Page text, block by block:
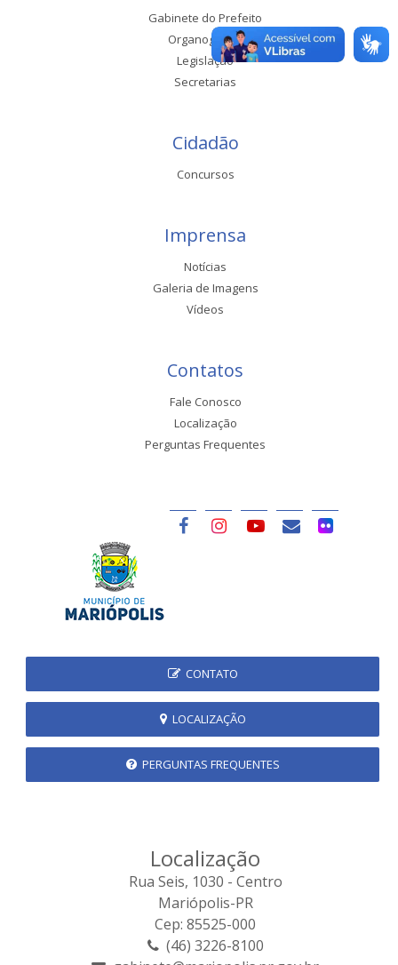
Gabinete do Prefeito
Organograma
Legislação
Secretarias
Cidadão
Concursos
Imprensa
Notícias
Galeria de Imagens
Vídeos
Contatos
Fale Conosco
Localização
Perguntas Frequentes
CONTATO
LOCALIZAÇÃO
PERGUNTAS FREQUENTES
Localização
Rua Seis, 1030 - Centro
Mariópolis-PR
Cep: 85525-000
(46) 3226-8100